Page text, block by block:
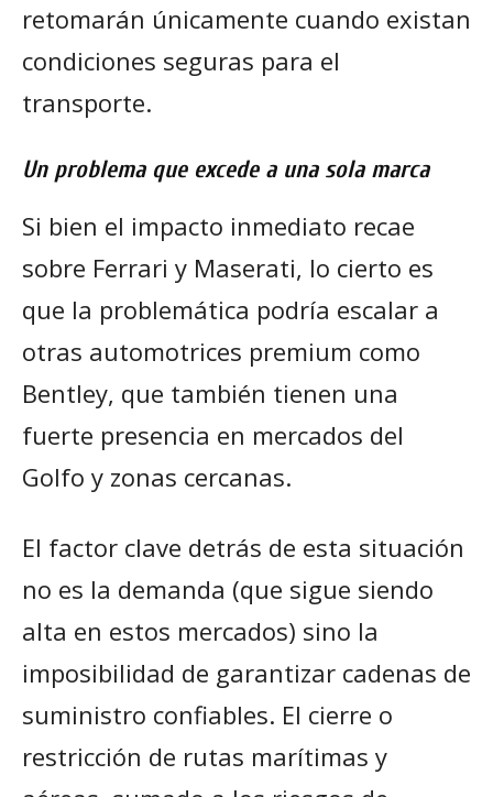
retomarán únicamente cuando existan
condiciones seguras para el
transporte.
Un problema que excede a una sola marca
Si bien el impacto inmediato recae
sobre Ferrari y Maserati, lo cierto es
que la problemática podría escalar a
otras automotrices premium como
Bentley, que también tienen una
fuerte presencia en mercados del
Golfo y zonas cercanas.
El factor clave detrás de esta situación
no es la demanda (que sigue siendo
alta en estos mercados) sino la
imposibilidad de garantizar cadenas de
suministro confiables. El cierre o
restricción de rutas marítimas y